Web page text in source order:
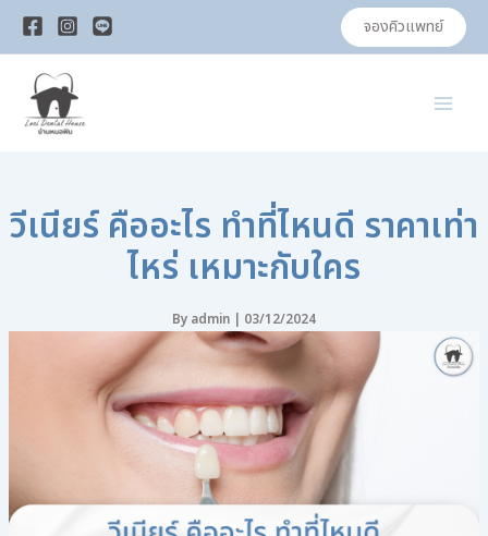
Skip
จองคิวแพทย์
วีเนียร์ คืออะไร ทำที่ไหนดี ราคาเท่า
ไหร่ เหมาะกับใคร
By admin | 03/12/2024